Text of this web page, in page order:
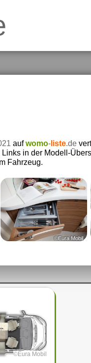
aufwomo-liste.de
in der Modell-
Fahrzeug.
©Eura Mobil
©Eura Mobil